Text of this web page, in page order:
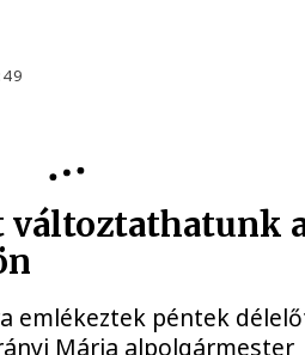
változtathatunk
emlékeztek péntek
Mária alpolgármester